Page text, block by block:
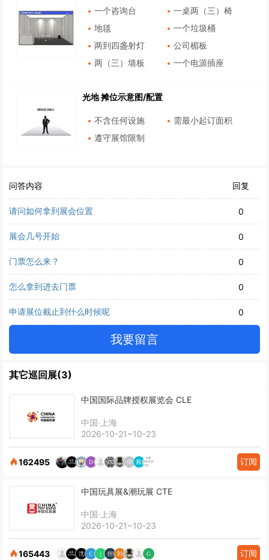
一个咨询台
一桌两（三）椅
地毯
一个垃圾桶
两到四盏射灯
公司楣板
两（三）墙板
一个电源插座
光地 摊位示意图/配置
不含任何设施
需最小起订面积
遵守展馆限制
问答内容 回复
请问如何拿到展会位置 0
展会几号开始 0
门票怎么来？ 0
怎么拿到进去门票 0
申请展位截止到什么时候呢 0
我要留言
其它巡回展(3)
中国国际品牌授权展览会 CLE
中国·上海
2026-10-21~10-23
162495 订阅
中国玩具展&潮玩展 CTE
中国·上海
2026-10-21~10-23
165443 订阅